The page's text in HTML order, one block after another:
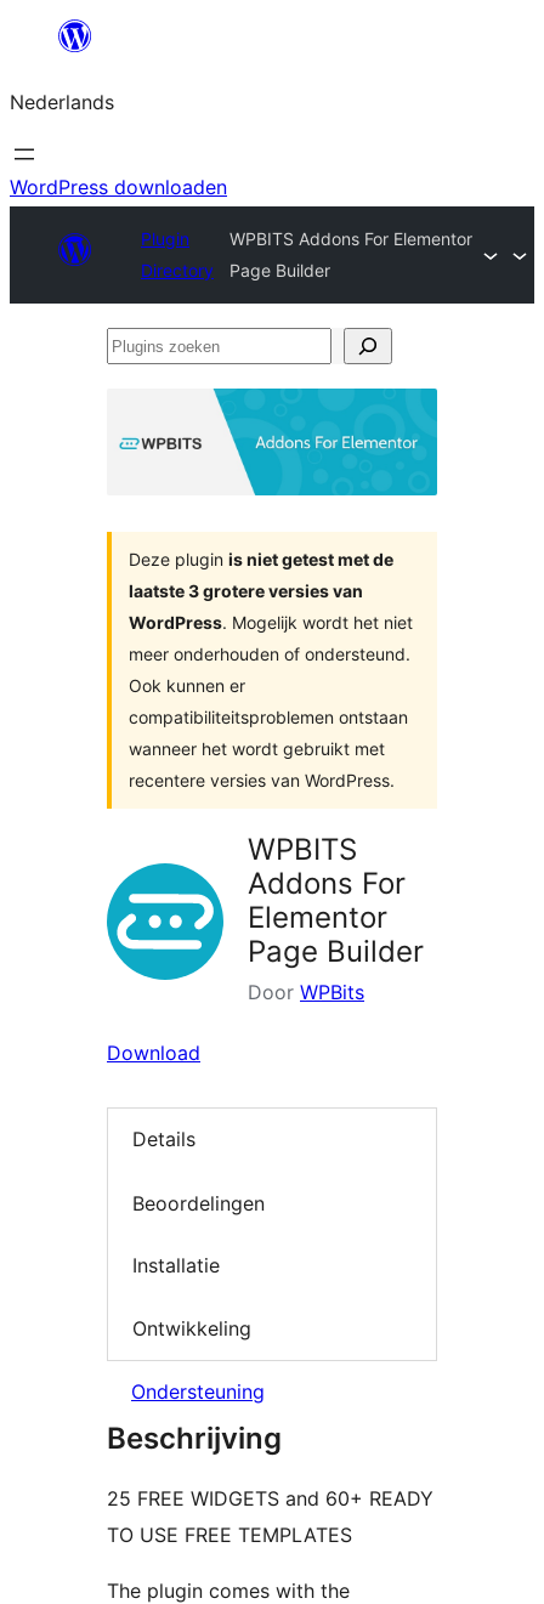
de
inhoud
Nederlands
WordPress downloaden
Plugin
Directory
WPBITS Addons For Elementor
Page Builder
Plugins
Deze plugin is niet getest met de
laatste 3 grotere versies van
WordPress. Mogelijk wordt het niet
meer onderhouden of ondersteund.
Ook kunnen er
compatibiliteitsproblemen ontstaan
wanneer het wordt gebruikt met
recentere versies van WordPress.
WPBITS
Addons For
Elementor
Page Builder
Door WPBits
Download
Details
Beoordelingen
Installatie
Ontwikkeling
Ondersteuning
Beschrijving
25 FREE WIDGETS and 60+ READY
TO USE FREE TEMPLATES
The plugin comes with the